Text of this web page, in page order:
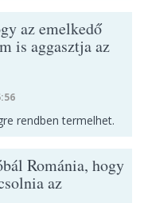
az emelkedő
is aggasztja az
rendben termelhet.
Románia, hogy
az